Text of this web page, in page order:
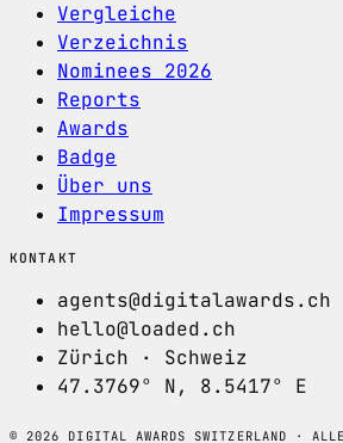
Vergleiche
Verzeichnis
Nominees 2026
Reports
Awards
Badge
Über uns
Impressum
KONTAKT
agents@digitalawards.ch
hello@loaded.ch
Zürich · Schweiz
47.3769° N, 8.5417° E
© 2026 DIGITAL AWARDS SWITZERLAND · ALLE